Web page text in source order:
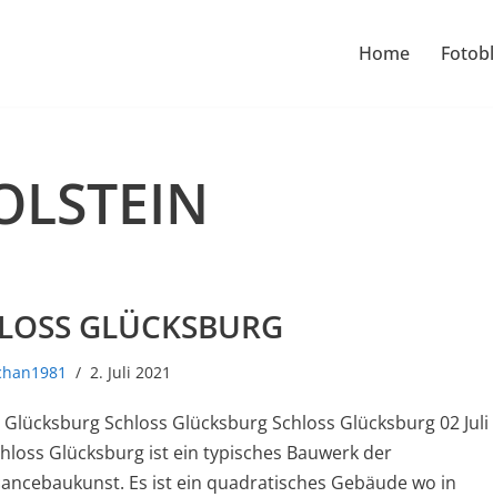
Home
GLÜCKSBURG
2. Juli 2021
Glücksburg Schloss Glücksburg Schloss Glücksburg 02 Juli
Glücksburg ist ein typisches Bauwerk der
Es ist ein quadratisches Gebäude wo in